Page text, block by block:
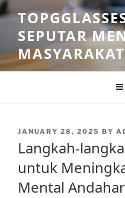
Skip
to
contentSEPUTAR
POSTED
JANUARY 28, 2025 BY
Langkah-
untuk
Mental